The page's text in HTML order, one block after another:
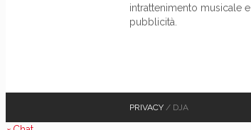
intrattenimento musicale e
pubblicità.
PRIVACY / DJA